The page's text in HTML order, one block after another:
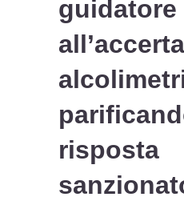
guidatore
risposta